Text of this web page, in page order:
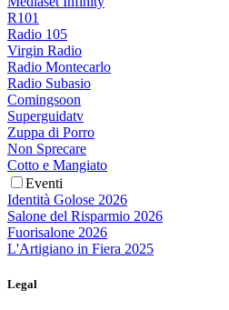
R101
Radio 105
Virgin Radio
Radio Montecarlo
Radio Subasio
Comingsoon
Superguidatv
Zuppa di Porro
Non Sprecare
Cotto e Mangiato
Eventi
Identità Golose 2026
Salone del Risparmio 2026
Fuorisalone 2026
L'Artigiano in Fiera 2025
Legal